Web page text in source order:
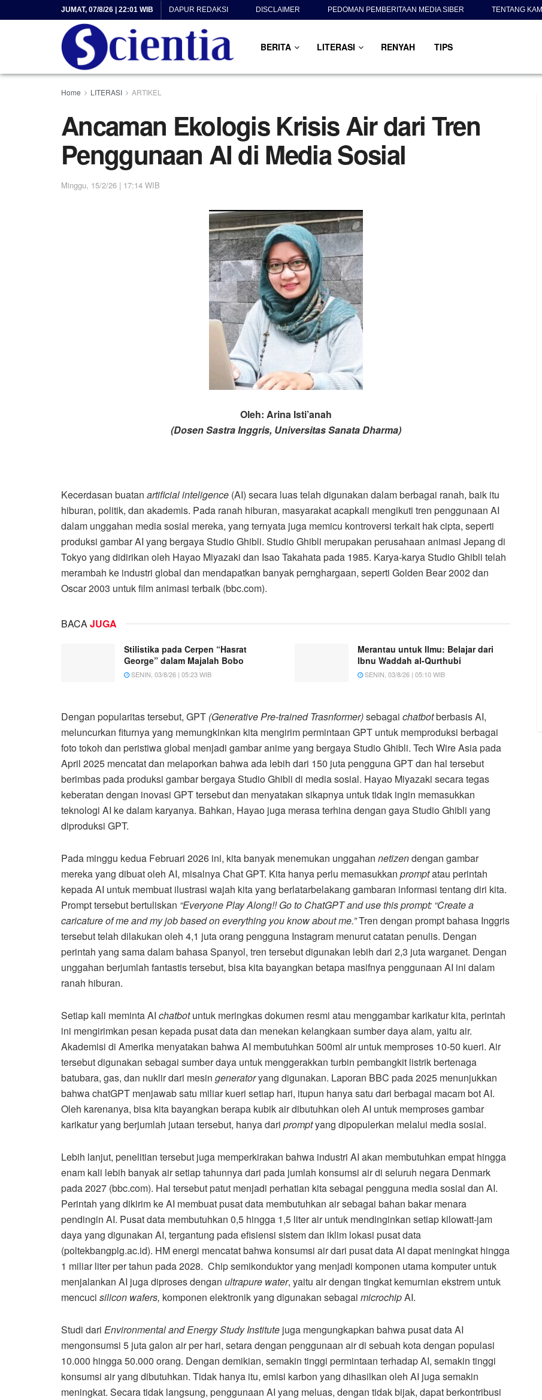
JUMAT, 07/8/26 | 22:01 WIB DAPUR REDAKSI DISCLAIMER PEDOMAN PEMBERITAAN MEDIA SIBER TENTANG KAMI
BERITA LITERASI RENYAH TIPS
Home LITERASI ARTIKEL
Ancaman Ekologis Krisis Air dari Tren
Penggunaan AI di Media Sosial
Minggu, 15/2/26 | 17:14 WIB
Oleh: Arina Isti’anah
(Dosen Sastra Inggris, Universitas Sanata Dharma)
Kecerdasan buatan artificial inteligence (AI) secara luas telah digunakan dalam berbagai ranah, baik itu
hiburan, politik, dan akademis. Pada ranah hiburan, masyarakat acapkali mengikuti tren penggunaan AI
dalam unggahan media sosial mereka, yang ternyata juga memicu kontroversi terkait hak cipta, seperti
produksi gambar AI yang bergaya Studio Ghibli. Studio Ghibli merupakan perusahaan animasi Jepang di
Tokyo yang didirikan oleh Hayao Miyazaki dan Isao Takahata pada 1985. Karya-karya Studio Ghibli telah
merambah ke industri global dan mendapatkan banyak pernghargaan, seperti Golden Bear 2002 dan
Oscar 2003 untuk film animasi terbaik (bbc.com).
BACAJUGA
Stilistika pada Cerpen “Hasrat
George” dalam Majalah Bobo
SENIN, 03/8/26 | 05:23 WIB
Merantau untuk Ilmu: Belajar dari
Ibnu Waddah al-Qurthubi
SENIN, 03/8/26 | 05:10 WIB
Dengan popularitas tersebut, GPT (Generative Pre-trained Trasnformer)sebagai chatbotberbasis AI,
meluncurkan fiturnya yang memungkinkan kita mengirim permintaan GPT untuk memproduksi berbagai
foto tokoh dan peristiwa global menjadi gambar anime yang bergaya Studio Ghibli. Tech Wire Asia pada
April 2025 mencatat dan melaporkan bahwa ada lebih dari 150 juta pengguna GPT dan hal tersebut
berimbas pada produksi gambar bergaya Studio Ghibli di media sosial. Hayao Miyazaki secara tegas
keberatan dengan inovasi GPT tersebut dan menyatakan sikapnya untuk tidak ingin memasukkan
teknologi AI ke dalam karyanya. Bahkan, Hayao juga merasa terhina dengan gaya Studio Ghibli yang
diproduksi GPT.
Pada minggu kedua Februari 2026 ini, kita banyak menemukan unggahan netizendengan gambar
mereka yang dibuat oleh AI, misalnya Chat GPT. Kita hanya perlu memasukkan promptatau perintah
kepada AI untuk membuat ilustrasi wajah kita yang berlatarbelakang gambaran informasi tentang diri kita.
Prompt tersebut bertuliskan “Everyone Play Along!! Go to ChatGPT and use this prompt: “Create a
caricature of me and my job based on everything you know about me.”Tren dengan prompt bahasa Inggris
tersebut telah dilakukan oleh 4,1 juta orang pengguna Instagram menurut catatan penulis. Dengan
perintah yang sama dalam bahasa Spanyol, tren tersebut digunakan lebih dari 2,3 juta warganet. Dengan
unggahan berjumlah fantastis tersebut, bisa kita bayangkan betapa masifnya penggunaan AI ini dalam
ranah hiburan.
Setiap kali meminta AI chatbotuntuk meringkas dokumen resmi atau menggambar karikatur kita, perintah
ini mengirimkan pesan kepada pusat data dan menekan kelangkaan sumber daya alam, yaitu air.
Akademisi di Amerika menyatakan bahwa AI membutuhkan 500ml air untuk memproses 10-50 kueri. Air
tersebut digunakan sebagai sumber daya untuk menggerakkan turbin pembangkit listrik bertenaga
batubara, gas, dan nuklir dari mesin generatoryang digunakan. Laporan BBC pada 2025 menunjukkan
bahwa chatGPT menjawab satu miliar kueri setiap hari, itupun hanya satu dari berbagai macam bot AI.
Oleh karenanya, bisa kita bayangkan berapa kubik air dibutuhkan oleh AI untuk memproses gambar
karikatur yang berjumlah jutaan tersebut, hanya dari promptyang dipopulerkan melalui media sosial.
Lebih lanjut, penelitian tersebut juga memperkirakan bahwa industri AI akan membutuhkan empat hingga
enam kali lebih banyak air setiap tahunnya dari pada jumlah konsumsi air di seluruh negara Denmark
pada 2027 (bbc.com). Hal tersebut patut menjadi perhatian kita sebagai pengguna media sosial dan AI.
Perintah yang dikirim ke AI membuat pusat data membutuhkan air sebagai bahan bakar menara
pendingin AI. Pusat data membutuhkan 0,5 hingga 1,5 liter air untuk mendinginkan setiap kilowatt-jam
daya yang digunakan AI, tergantung pada efisiensi sistem dan iklim lokasi pusat data
(poltekbangplg.ac.id). HM energi mencatat bahwa konsumsi air dari pusat data AI dapat meningkat hingga
1 miliar liter per tahun pada 2028. Chip semikonduktor yang menjadi komponen utama komputer untuk
menjalankan AI juga diproses dengan ultrapure water, yaitu air dengan tingkat kemurnian ekstrem untuk
mencuci silicon wafers, komponen elektronik yang digunakan sebagai microchipAI.
Studi dari Environmental and Energy Study Institute juga mengungkapkan bahwa pusat data AI
mengonsumsi 5 juta galon air per hari, setara dengan penggunaan air di sebuah kota dengan populasi
10.000 hingga 50.000 orang. Dengan demikian, semakin tinggi permintaan terhadap AI, semakin tinggi
konsumsi air yang dibutuhkan. Tidak hanya itu, emisi karbon yang dihasilkan oleh AI juga semakin
meningkat. Secara tidak langsung, penggunaan AI yang meluas, dengan tidak bijak, dapat berkontribusi